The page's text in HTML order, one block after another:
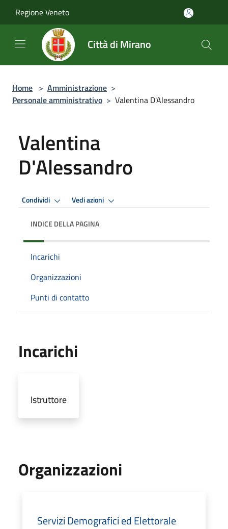
Regione Veneto
Città di Mirano
Home > Amministrazione >
Personale amministrativo > Valentina D'Alessandro
Valentina
D'Alessandro
Condividi Vedi azioni
INDICE DELLA PAGINA
Incarichi
Organizzazioni
Punti di contatto
Incarichi
Istruttore
Organizzazioni
Servizi Demografici ed Elettorale